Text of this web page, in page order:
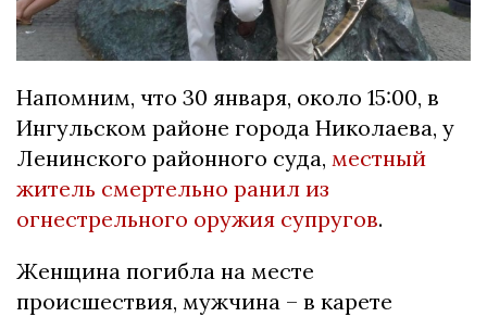
Напомним, что 30 января, около 15:00, в
Ингульском районе города Николаева, у
Ленинского районного суда, местный
житель смертельно ранил из
огнестрельного оружия супругов.
Женщина погибла на месте
происшествия, мужчина – в карете